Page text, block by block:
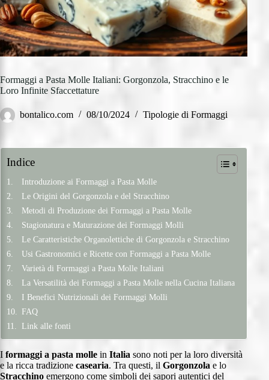
Formaggi a Pasta Molle Italiani: Gorgonzola, Stracchino e le
Loro Infinite Sfaccettature
bontalico.com 08/10/2024 Tipologie di Formaggi
Indice
Introduzione ai Formaggi a Pasta Molle
Le Origini del Gorgonzola e del Stracchino
Metodi di Produzione dei Formaggi a Pasta Molle
Stagionatura e Maturazione dei Formaggi Molli
Le Caratteristiche Organolettiche di Gorgonzola e Stracchino
Usi Gastronomici e Ricette con Formaggi a Pasta Molle
Varietà di Formaggi a Pasta Molle Italiani
La Versatilità dei Formaggi a Pasta Molle nella Cucina Italiana
I Benefici Nutrizionali dei Formaggi Molli
FAQ
Link alle fonti
I formaggi a pasta molle in Italia sono noti per la loro diversità
e la ricca tradizione casearia. Tra questi, il Gorgonzola e lo
Stracchino emergono come simboli dei sapori autentici del